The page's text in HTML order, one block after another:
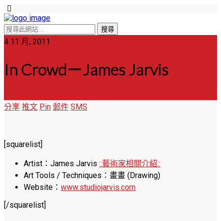
4 11 月, 2011
In Crowd－James Jarvis
分享 推文 Pin 郵件 SMS
[squarelist]
Artist：James Jarvis ::藝術家相關介紹::
Art Tools / Techniques：畫畫 (Drawing)
Website： www.studiojarvis.com
[/squarelist]